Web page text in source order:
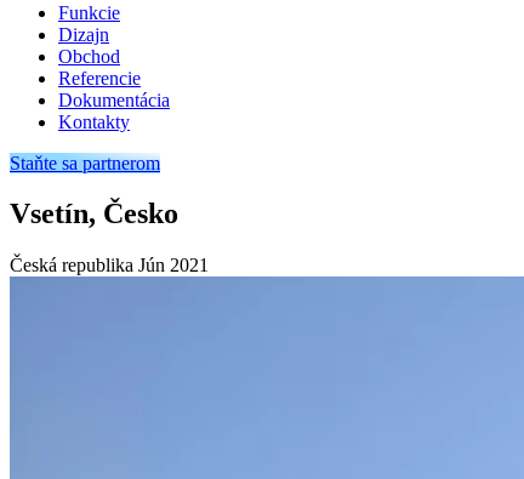
Funkcie
Dizajn
Obchod
Referencie
Dokumentácia
Kontakty
Staňte sa partnerom
Vsetín, Česko
Česká republika Jún 2021